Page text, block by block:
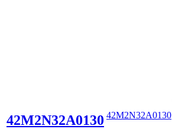
42M2N32A0130 42M2N32A0130